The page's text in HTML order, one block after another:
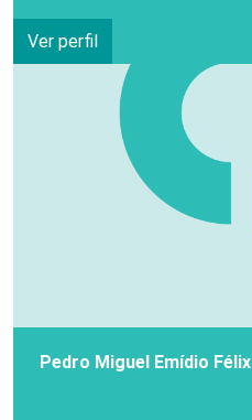
Ver perfil
Pedro Miguel Emídio Félix